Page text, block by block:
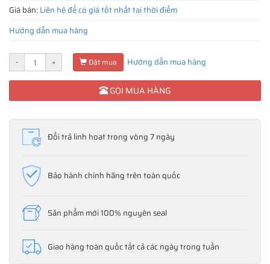
Giá bán: Liên hệ để có giá tốt nhất tại thời điểm
Hướng dẫn mua hàng
- + Đặt mua Hướng dẫn mua hàng
GỌI MUA HÀNG
Đổi trả linh hoạt trong vòng 7 ngày
Bảo hành chính hãng trên toàn quốc
Sản phẩm mới 100% nguyên seal
Giao hàng toàn quốc tất cả các ngày trong tuần